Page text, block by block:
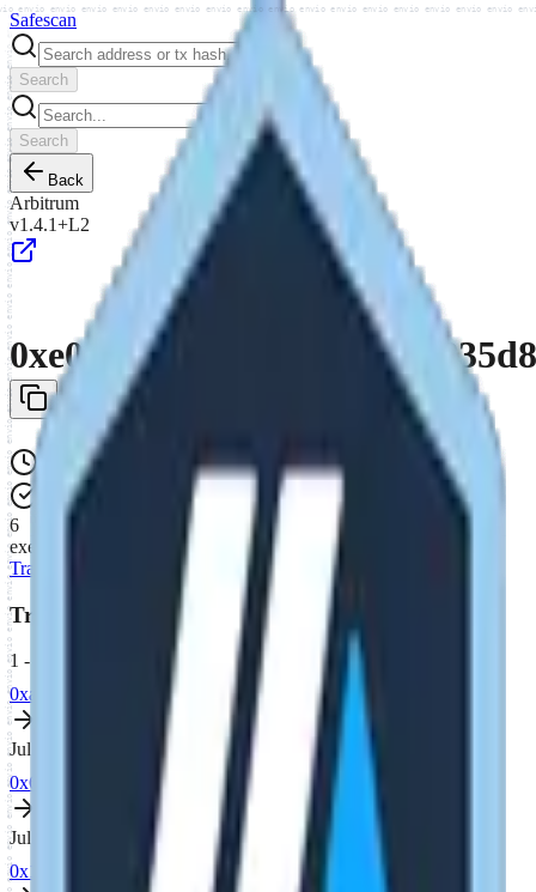
Safescan
Search
Search
Back
Arbitrum
v1.4.1+L2
Created: Jul 8, 2026, 03:22 PM (View tx)
6
executions
Transactions
ERC-20 TransfersModule Transactions
Transactions
1 -
0xa058033b...c67e297c
Jul 10, 2026, 03:11 PM
0x6bafef2a...ca3f6b69
Jul 9, 2026, 03:43 PM
0x15f9cc19...d8b1c4e5
envio envio envio envio envio envio envio envio envio envio envio envio